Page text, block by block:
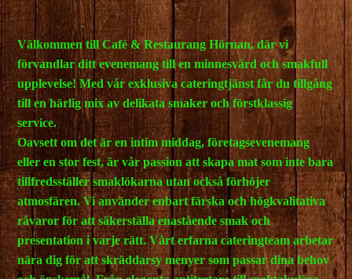
Välkommen till Café & Restaurang Hörnan, där vi
förvandlar ditt evenemang till en minnesvärd och smakfull
upplevelse! Med vår exklusiva cateringtjänst får du tillgång
till en härlig mix av delikata smaker och förstklassig
service.
Oavsett om det är en intim middag, företagsevenemang
eller en stor fest, är vår passion att skapa mat som inte bara
tillfredsställer smaklökarna utan också förhöjer
atmosfären. Vi använder enbart färska och högkvalitativa
råvaror för att säkerställa enastående smak och
presentation i varje rätt. Vårt erfarna cateringteam arbetar
nära dig för att skräddarsy menyer som passar dina behov